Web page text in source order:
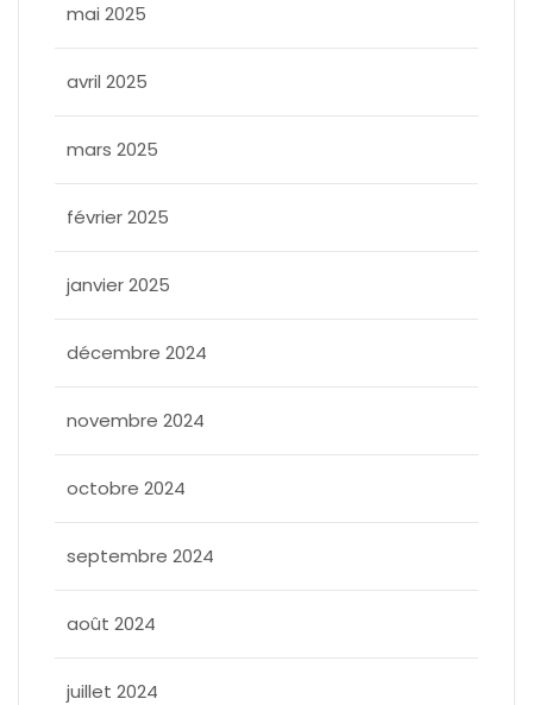
mai 2025
avril 2025
mars 2025
février 2025
janvier 2025
décembre 2024
novembre 2024
octobre 2024
septembre 2024
août 2024
juillet 2024